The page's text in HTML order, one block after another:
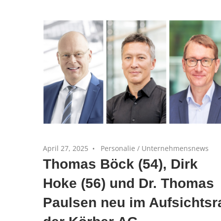
Equity-
Portfoliounternehmen
April 27, 2025 Personalie / Unternehmensnews
Thomas Böck (54), Dirk
Hoke (56) und Dr. Thomas
Paulsen neu im